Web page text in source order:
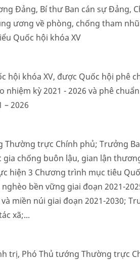
Đảng, Bí thư Ban cán sự Đảng,
ương về phòng, chống tham
Quốc hội khóa XV
hội khóa XV, được Quốc hội phê
nhiệm kỳ 2021 - 2026 và phê
– 2026
trực Chính phủ; Trưởng
chống buôn lậu, gian lận
hiện 3 Chương trình mục tiêu
bền vững giai đoạn 2021-
miền núi giai đoạn 2021-2030;
xã;...
trị, Phó Thủ tướng Thường trực